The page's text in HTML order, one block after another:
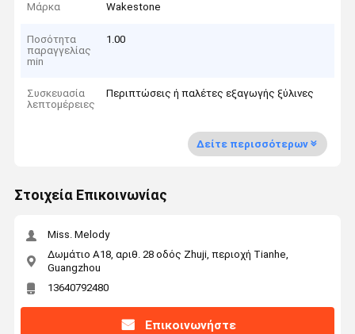
Μάρκα Wakestone
Ποσότητα
παραγγελίας
min
1.00
Συσκευασία
λεπτομέρειες
Περιπτώσεις ή παλέτες εξαγωγής ξύλινες
Δείτε περισσότερων
Στοιχεία Επικοινωνίας
Miss. Melody
Δωμάτιο Α18, αριθ. 28 οδός Zhuji, περιοχή Tianhe,
Guangzhou
13640792480
Επικοινωνήστε